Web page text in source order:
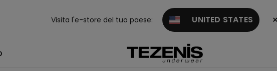
Visita l'e-store del tuo paese: UNITED STATES ×